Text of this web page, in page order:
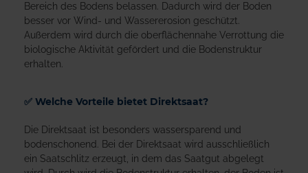
Bereich des Bodens belassen. Dadurch wird der Boden
besser vor Wind- und Wassererosion geschützt.
Außerdem wird durch die oberflächennahe Verrottung die
biologische Aktivität gefördert und die Bodenstruktur
erhalten.
✅ Welche Vorteile bietet Direktsaat?
Die Direktsaat ist besonders wassersparend und
bodenschonend. Bei der Direktsaat wird ausschließlich
ein Saatschlitz erzeugt, in dem das Saatgut abgelegt